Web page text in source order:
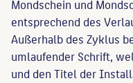
Mondschein und
entsprechend des
Außerhalb des Zyklus
umlaufender Schrift,
und den Titel der